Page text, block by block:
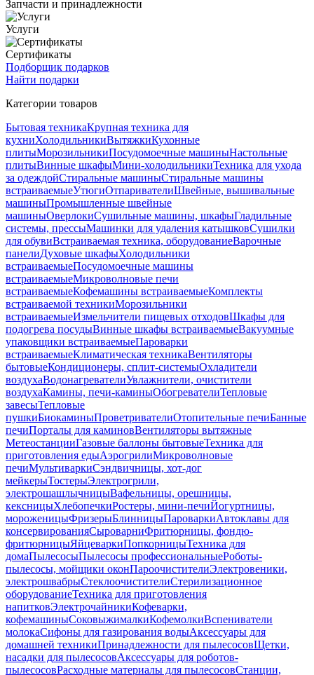
Запчасти и принадлежности
Услуги
Сертификаты
Подборщик подарков
Найти подарки
Категории товаров
Бытовая техникаКрупная техника для
кухниХолодильникиВытяжкиКухонные
плитыМорозильникиПосудомоечные машиныНастольные
плитыВинные шкафыМини-холодильникиТехника для ухода
за одеждойСтиральные машиныСтиральные машины
встраиваемыеУтюгиОтпаривателиШвейные, вышивальные
машиныПромышленные швейные
машиныОверлокиСушильные машины, шкафыГладильные
системы, прессыМашинки для удаления катышковСушилки
для обувиВстраиваемая техника, оборудованиеВарочные
панелиДуховые шкафыХолодильники
встраиваемыеПосудомоечные машины
встраиваемыеМикроволновые печи
встраиваемыеКофемашины встраиваемыеКомплекты
встраиваемой техникиМорозильники
встраиваемыеИзмельчители пищевых отходовШкафы для
подогрева посудыВинные шкафы встраиваемыеВакуумные
упаковщики встраиваемыеПароварки
встраиваемыеКлиматическая техникаВентиляторы
бытовыеКондиционеры, сплит-системыОхладители
воздухаВодонагревателиУвлажнители, очистители
воздухаКамины, печи-каминыОбогревателиТепловые
завесыТепловые
пушкиБиокаминыПроветривателиОтопительные печиБанные
печиПорталы для каминовВентиляторы вытяжные
МетеостанцииГазовые баллоны бытовыеТехника для
приготовления едыАэрогрилиМикроволновые
печиМультиваркиСэндвичницы, хот-дог
мейкерыТостерыЭлектрогрили,
электрошашлычницыВафельницы, орешницы,
кексницыХлебопечкиРостеры, мини-печиЙогуртницы,
мороженицыФризерыБлинницыПароваркиАвтоклавы для
консервированияСыроварниФритюрницы, фондю-
фритюрницыЯйцеваркиПопкорницыТехника для
домаПылесосыПылесосы профессиональныеРоботы-
пылесосы, мойщики оконПароочистителиЭлектровеники,
электрошвабрыСтеклоочистителиСтерилизационное
оборудованиеТехника для приготовления
напитковЭлектрочайникиКофеварки,
кофемашиныСоковыжималкиКофемолкиВспениватели
молокаСифоны для газирования водыАксессуары для
домашней техникиПринадлежности для пылесосовЩетки,
насадки для пылесосовАксессуары для роботов-
пылесосовРасходные материалы для пылесосовСтанции,